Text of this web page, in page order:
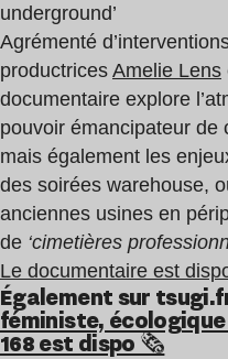
underground’
Agrémenté
productrices Amelie Lens
documentaire explore
pouvoir émancipateur de
mais également les
des soirées warehouse,
anciennes usines en
de ‘cimetières
Le documentaire est
Également sur
féministe,
168 est dispo 🗞️